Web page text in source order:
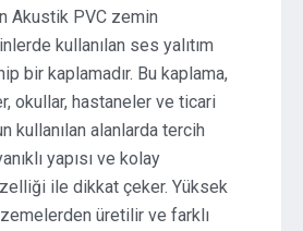
Akustik PVC zemin
kullanılan ses yalıtım
bir kaplamadır. Bu kaplama,
okullar, hastaneler ve ticari
kullanılan alanlarda tercih
yapısı ve kolay
ile dikkat çeker. Yüksek
üretilir ve farklı